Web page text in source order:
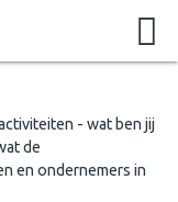
- wat ben jij
de
en ondernemers in